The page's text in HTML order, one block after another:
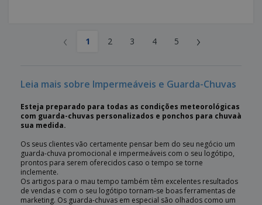
‹ 1 2 3 4 5 ›
Leia mais sobre Impermeáveis e Guarda-Chuvas
Esteja preparado para todas as condições meteorológicas
com guarda-chuvas personalizados e ponchos para chuvaà
sua medida.
Os seus clientes vão certamente pensar bem do seu negócio um
guarda-chuva promocional e impermeáveis com o seu logótipo,
prontos para serem oferecidos caso o tempo se torne
inclemente.
Os artigos para o mau tempo também têm excelentes resultados
de vendas e com o seu logótipo tornam-se boas ferramentas de
marketing. Os guarda-chuvas em especial são olhados como um